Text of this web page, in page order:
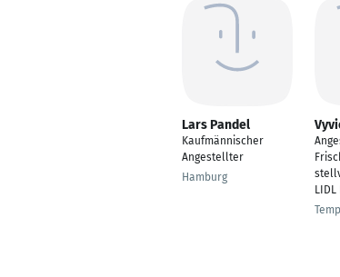
Lars Pandel
Kaufmännischer
Angestellter
Hamburg